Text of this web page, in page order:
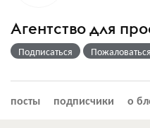
Агентство для
Подписаться Пожаловаться
посты подписчики о